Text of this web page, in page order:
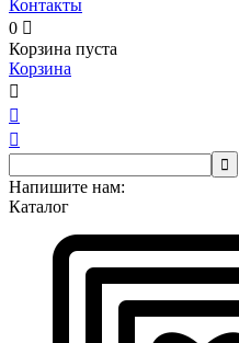
Контакты
0 
Корзина пуста
Корзина




Напишите нам:
Каталог